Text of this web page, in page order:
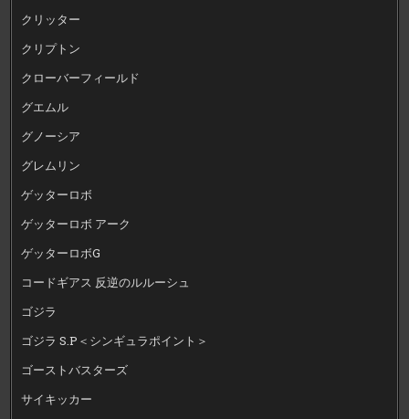
クリッター
クリプトン
クローバーフィールド
グエムル
グノーシア
グレムリン
ゲッターロボ
ゲッターロボ アーク
ゲッターロボG
コードギアス 反逆のルルーシュ
ゴジラ
ゴジラ S.P＜シンギュラポイント＞
ゴーストバスターズ
サイキッカー